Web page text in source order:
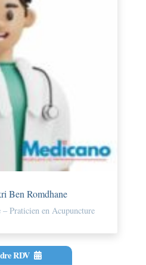
Ben Romdhane
Praticien en Acupuncture
RDV